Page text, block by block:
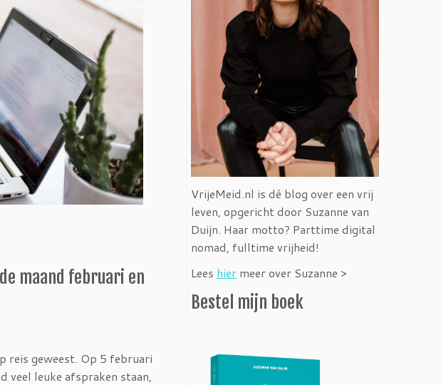
maand februari en
reis geweest. Op 5 februari
veel leuke afspraken staan,
VrijeMeid.nl is dé blog over een vrij
leven, opgericht door Suzanne van
Duijn. Haar motto? Parttime digital
nomad, fulltime vrijheid!
Lees hier meer over Suzanne >
Bestel mijn boek